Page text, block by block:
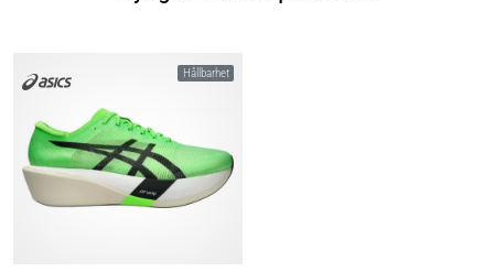
Hållbarhet